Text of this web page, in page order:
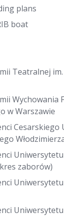
plans
boat
Teatralnej
Wychowania
w Warszawie
Cesarskiego
Uniwersytetu
zaborów)